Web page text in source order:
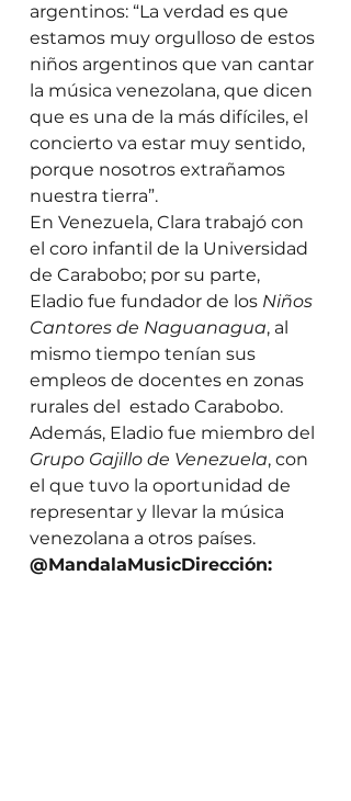
argentinos: “La verdad es que
estamos muy orgulloso de estos
niños argentinos que van cantar
la música venezolana, que dicen
que es una de la más difíciles, el
concierto va estar muy sentido,
porque nosotros extrañamos
nuestra tierra”.
En Venezuela, Clara trabajó con
el coro infantil de la Universidad
de Carabobo; por su parte,
Eladio fue fundador de los Niños
Cantores de Naguanagua, al
mismo tiempo tenían sus
empleos de docentes en zonas
rurales del  estado Carabobo.
Además, Eladio fue miembro del
Grupo Gajillo de Venezuela, con
el que tuvo la oportunidad de
representar y llevar la música
venezolana a otros países.
@MandalaMusicDirección: